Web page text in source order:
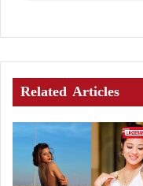
Related Articles